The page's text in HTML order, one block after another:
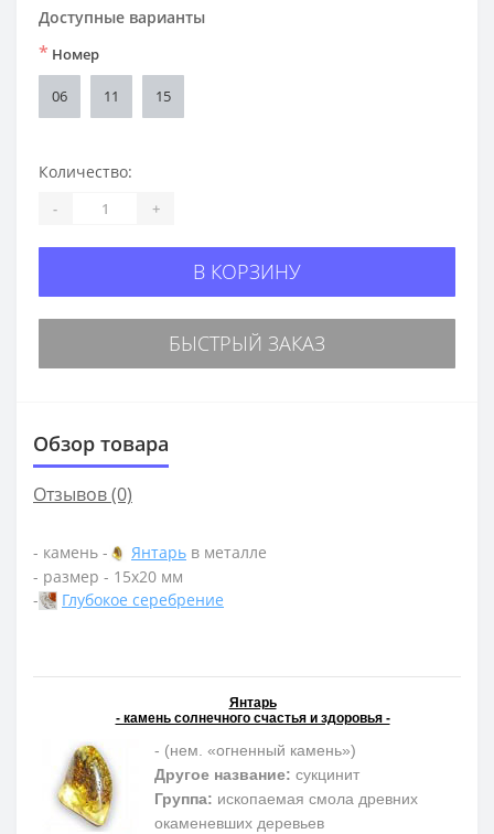
Доступные варианты
* Номер
06 11 15
Количество:
- +
В КОРЗИНУ
БЫСТРЫЙ ЗАКАЗ
Обзор товара
Отзывов (0)
- камень - Янтарь в металле
- размер - 15х20 мм
-
Глубокое серебрение
Янтарь
- камень солнечного счастья и здоровья -
- (нем. «огненный камень»)
Другое название: сукцинит
Группа: ископаемая смола древних
окаменевших деревьев